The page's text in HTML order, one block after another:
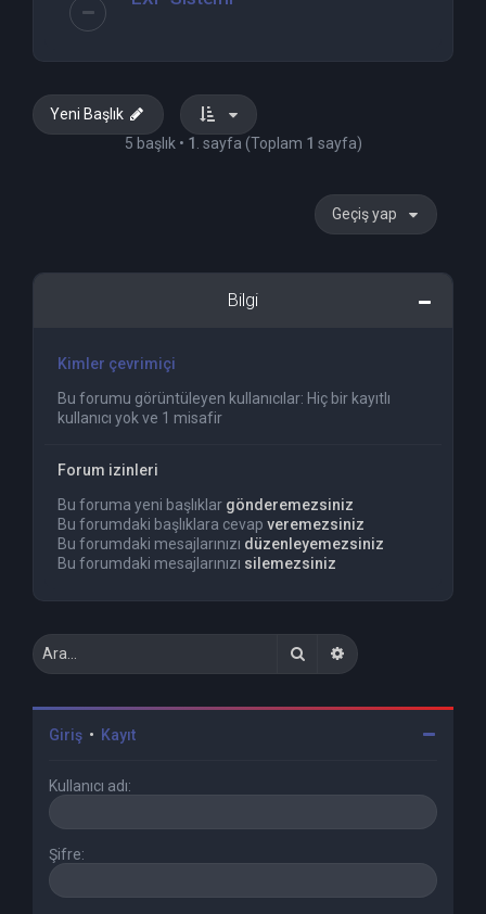
Yeni Başlık
5 başlık • 1 . sayfa (Toplam 1 sayfa)
Geçiş yap
Bilgi
Kimler çevrimiçi
Bu forumu görüntüleyen kullanıcılar: Hiç bir kayıtlı
kullanıcı yok ve 1 misafir
Forum izinleri
Bu foruma yeni başlıklar gönderemezsiniz
Bu forumdaki başlıklara cevap veremezsiniz
Bu forumdaki mesajlarınızı düzenleyemezsiniz
Bu forumdaki mesajlarınızı silemezsiniz
Gelişmiş arama
Giriş • Kayıt
Kullanıcı adı:
Şifre: